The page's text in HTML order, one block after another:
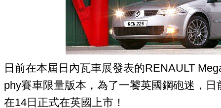
日前在本屆日內瓦車展發表的RENAULT
phy賽車限量版本，為了一饕英國鋼砲迷，
在14日正式在英國上市！